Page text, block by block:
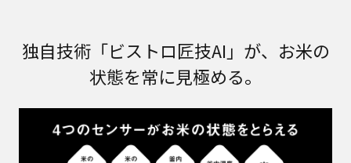
独自技術「ビストロ匠技AI」が、お米の
状態を常に見極める。